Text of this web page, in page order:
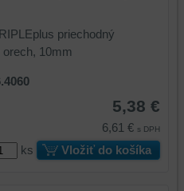
priechodný
10mm
5,38 €
6,61 € s DPH
ks Vložiť do košíka